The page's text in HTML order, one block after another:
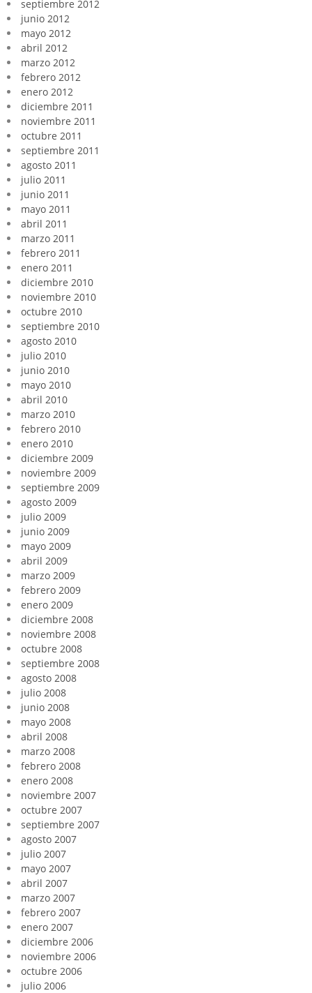
septiembre 2012
junio 2012
mayo 2012
abril 2012
marzo 2012
febrero 2012
enero 2012
diciembre 2011
noviembre 2011
octubre 2011
septiembre 2011
agosto 2011
julio 2011
junio 2011
mayo 2011
abril 2011
marzo 2011
febrero 2011
enero 2011
diciembre 2010
noviembre 2010
octubre 2010
septiembre 2010
agosto 2010
julio 2010
junio 2010
mayo 2010
abril 2010
marzo 2010
febrero 2010
enero 2010
diciembre 2009
noviembre 2009
septiembre 2009
agosto 2009
julio 2009
junio 2009
mayo 2009
abril 2009
marzo 2009
febrero 2009
enero 2009
diciembre 2008
noviembre 2008
octubre 2008
septiembre 2008
agosto 2008
julio 2008
junio 2008
mayo 2008
abril 2008
marzo 2008
febrero 2008
enero 2008
noviembre 2007
octubre 2007
septiembre 2007
agosto 2007
julio 2007
mayo 2007
abril 2007
marzo 2007
febrero 2007
enero 2007
diciembre 2006
noviembre 2006
octubre 2006
julio 2006